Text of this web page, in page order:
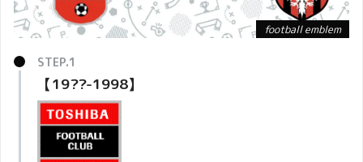
football emblem
【19??-1998】